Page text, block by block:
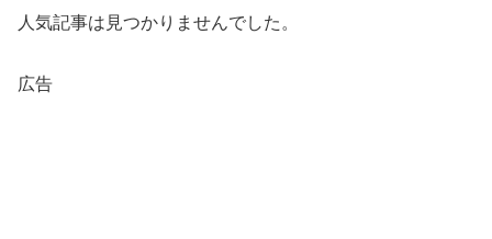
人気記事は見つかりませんでした。
広告